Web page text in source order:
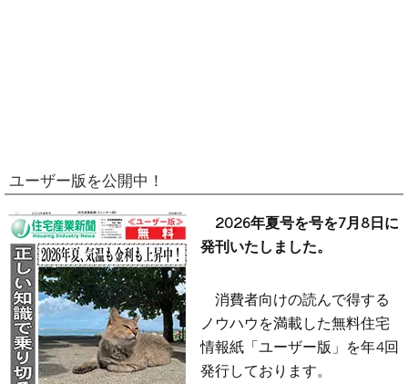
ユーザー版を公開中！
2026年夏号を号を7月8日に
発刊いたしました。
消費者向けの読んで得する
ノウハウを満載した無料住宅
情報紙「ユーザー版」を年4回
発行しております。